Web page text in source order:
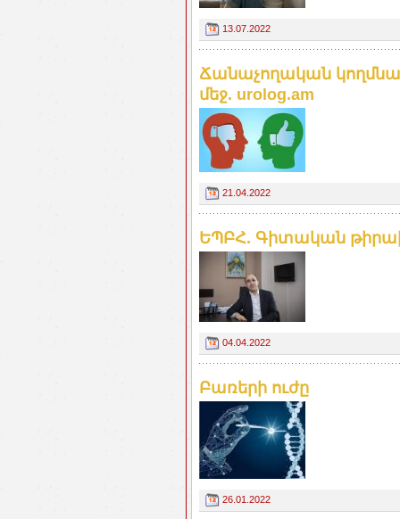
13.07.2022
Ճանաչողական
մեջ. urolog.am
21.04.2022
ԵՊԲՀ. Գիտական
04.04.2022
Բառերի ուժը
26.01.2022